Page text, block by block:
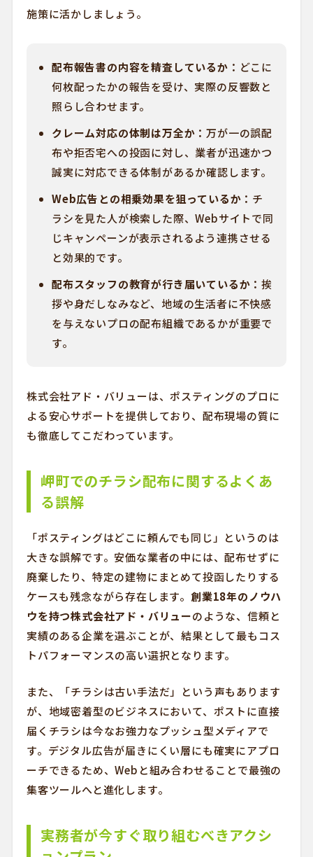
施策に活かしましょう。
配布報告書の内容を精査しているか： どこに
何枚配ったかの報告を受け、実際の反響数と
照らし合わせます。
クレーム対応の体制は万全か：万が一の誤配
布や拒否宅への投函に対し、業者が迅速かつ
誠実に対応できる体制があるか確認します。
Web広告との相乗効果を狙っているか： チ
ラシを見た人が検索した際、Webサイトで同
じキャンペーンが表示されるよう連携させる
と効果的です。
配布スタッフの教育が行き届いているか：挨
拶や身だしなみなど、地域の生活者に不快感
を与えないプロの配布組織であるかが重要で
す。
株式会社アド・バリューは、ポスティングのプロに
よる安心サポートを提供しており、配布現場の質に
も徹底してこだわっています。
岬町でのチラシ配布に関するよくあ
る誤解
「ポスティングはどこに頼んでも同じ」というのは
大きな誤解です。安価な業者の中には、配布せずに
廃棄したり、特定の建物にまとめて投函したりする
ケースも残念ながら存在します。 創業18年のノウハ
ウを持つ株式会社アド・バリューのような、信頼と
実績のある企業を選ぶことが、結果として最もコス
トパフォーマンスの高い選択となります。
また、「チラシは古い手法だ」という声もあります
が、地域密着型のビジネスにおいて、ポストに直接
届くチラシは今なお強力なプッシュ型メディアで
す。デジタル広告が届きにくい層にも確実にアプロ
ーチできるため、Webと組み合わせることで最強の
集客ツールへと進化します。
実務者が今すぐ取り組むべきアクシ